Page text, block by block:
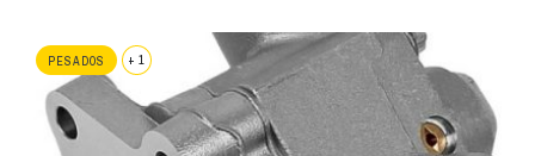
PESADOS + 1